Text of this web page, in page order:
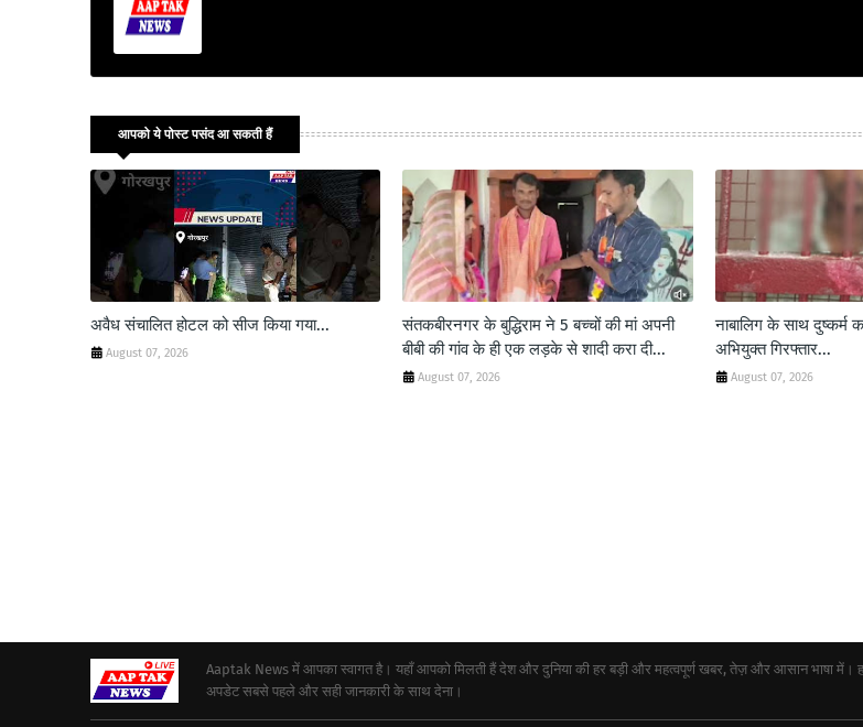
आपको ये पोस्ट पसंद आ सकती हैं
अवैध संचालित होटल को सीज किया गया...
August 07, 2026
संतकबीरनगर के बुद्धिराम ने 5 बच्चों की मां अपनी
बीबी की गांव के ही एक लड़के से शादी करा दी...
August 07, 2026
नाबालिग के साथ
अभियुक्त गिरफ्तार...
August 07, 2026
Aaptak News में आपका स्वागत है। यहाँ आपको मिलती हैं देश और दुनिया की हर बड़ी और महत्वपूर्ण खबर, तेज़ और आसान भाषा में।
अपडेट सबसे पहले और सही जानकारी के साथ देना।